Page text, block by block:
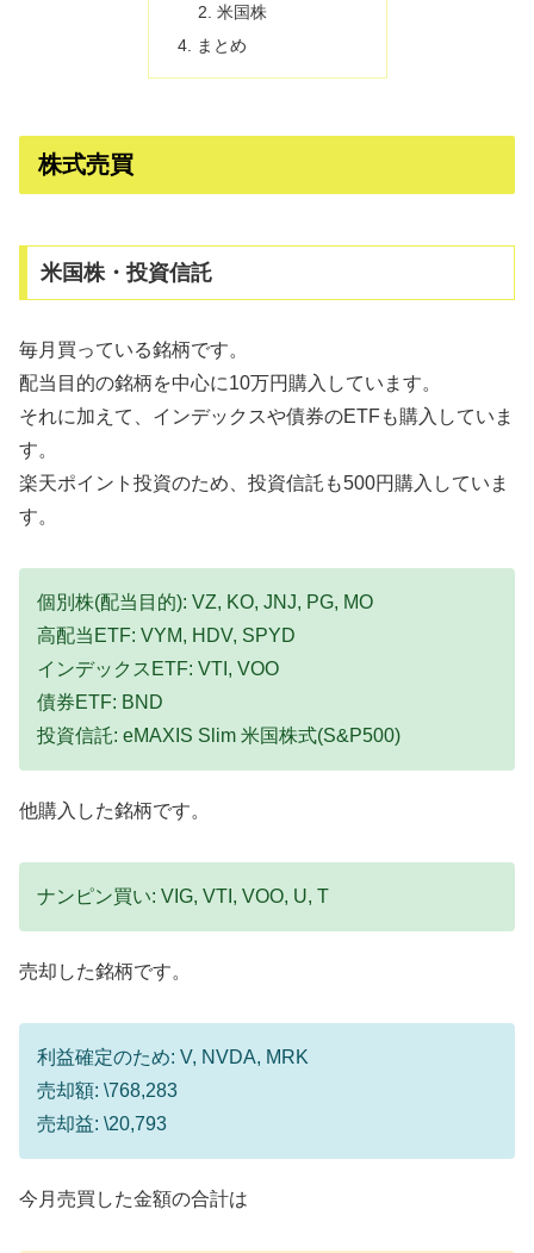
米国株
まとめ
株式売買
米国株・投資信託
毎月買っている銘柄です。
配当目的の銘柄を中心に10万円購入しています。
それに加えて、インデックスや債券のETFも購入していま
す。
楽天ポイント投資のため、投資信託も500円購入していま
す。
個別株(配当目的): VZ, KO, JNJ, PG, MO
高配当ETF: VYM, HDV, SPYD
インデックスETF: VTI, VOO
債券ETF: BND
投資信託: eMAXIS Slim 米国株式(S&P500)
他購入した銘柄です。
ナンピン買い: VIG, VTI, VOO, U, T
売却した銘柄です。
利益確定のため: V, NVDA, MRK
売却額: \768,283
売却益: \20,793
今月売買した金額の合計は